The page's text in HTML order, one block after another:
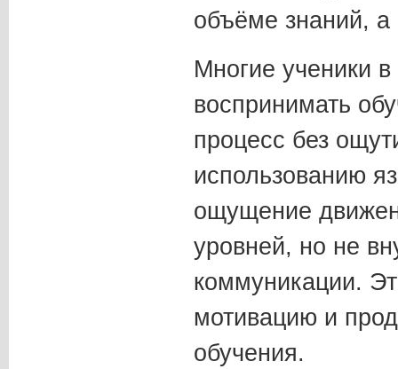
объёме знаний,
Многие ученики
воспринимать
процесс без
использованию
ощущение
уровней, но не
коммуникации.
мотивацию и
обучения.